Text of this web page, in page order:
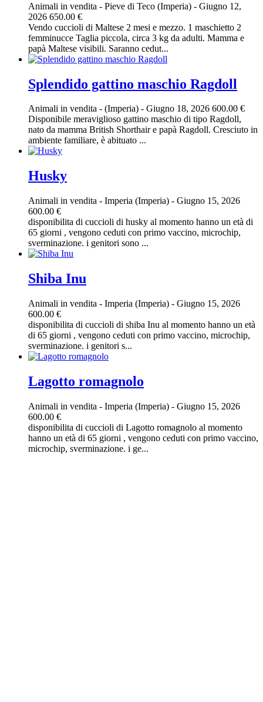
Animali in vendita - Pieve di Teco (Imperia) - Giugno 12,
2026 650.00 €
Vendo cuccioli di Maltese 2 mesi e mezzo. 1 maschietto 2
femminucce Taglia piccola, circa 3 kg da adulti. Mamma e
papà Maltese visibili. Saranno cedut...
Splendido gattino maschio Ragdoll
Animali in vendita - (Imperia) - Giugno 18, 2026 600.00 €
Disponibile meraviglioso gattino maschio di tipo Ragdoll,
nato da mamma British Shorthair e papà Ragdoll. Cresciuto in
ambiente familiare, è abituato ...
Husky
Animali in vendita - Imperia (Imperia) - Giugno 15, 2026
600.00 €
disponibilita di cuccioli di husky al momento hanno un età di
65 giorni , vengono ceduti con primo vaccino, microchip,
sverminazione. i genitori sono ...
Shiba Inu
Animali in vendita - Imperia (Imperia) - Giugno 15, 2026
600.00 €
disponibilita di cuccioli di shiba Inu al momento hanno un età
di 65 giorni , vengono ceduti con primo vaccino, microchip,
sverminazione. i genitori s...
Lagotto romagnolo
Animali in vendita - Imperia (Imperia) - Giugno 15, 2026
600.00 €
disponibilita di cuccioli di Lagotto romagnolo al momento
hanno un età di 65 giorni , vengono ceduti con primo vaccino,
microchip, sverminazione. i ge...